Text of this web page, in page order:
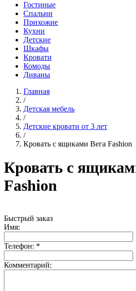
Гостиные
Спальни
Прихожие
Кухни
Детские
Шкафы
Кровати
Комоды
Диваны
Главная
/
Детская мебель
/
Детские кровати от 3 лет
/
Кровать с ящиками Вега Fashion
Кровать с
Fashion
Быстрый заказ
Имя:
Телефон: *
Комментарий: